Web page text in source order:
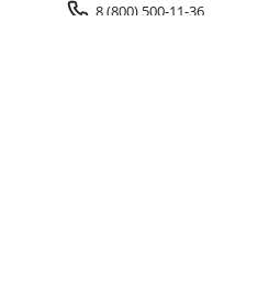
8 (800) 500-11-36